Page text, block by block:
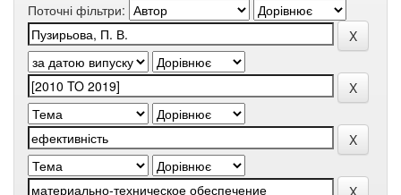
Поточні фільтри: